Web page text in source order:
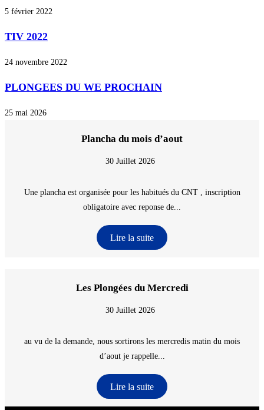
5 février 2022
TIV 2022
24 novembre 2022
PLONGEES DU WE PROCHAIN
25 mai 2026
Plancha du mois d’aout
30 Juillet 2026
Une plancha est organisée pour les habitués du CNT , inscription
obligatoire avec reponse de...
Lire la suite
Les Plongées du Mercredi
30 Juillet 2026
au vu de la demande, nous sortirons les mercredis matin du mois
d’aout je rappelle...
Lire la suite